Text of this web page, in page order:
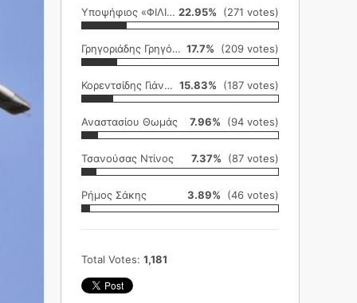
Υποψήφιος «ΦΙΛΙΚΗ ΕΤΑΙΡΕΙΑ» 22.95% (271 votes)
Γρηγοριάδης Γρηγόρης 17.7% (209 votes)
Κορεντσίδης Γιάννης 15.83% (187 votes)
Αναστασίου Θωμάς 7.96% (94 votes)
Τσανούσας Ντίνος 7.37% (87 votes)
Ρήμος Σάκης 3.89% (46 votes)
Total Votes: 1,181